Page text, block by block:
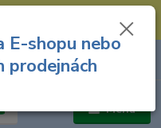
nářadí: 731 449 423 --
Menu
za
E-shopu nebo
prodejnách